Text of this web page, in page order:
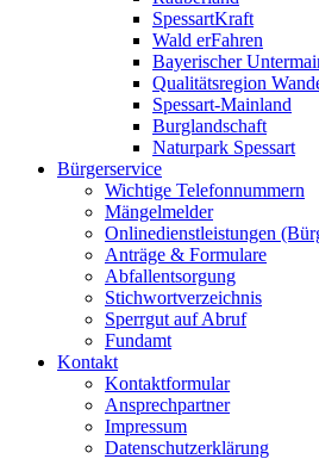
SpessartKraft
Wald erFahren
Bayerischer
Qualitätsregion
Spessart-Mainland
Burglandschaft
Naturpark Spessart
Bürgerservice
Wichtige Telefonnummern
Mängelmelder
Onlinedienstleistungen
Anträge & Formulare
Abfallentsorgung
Stichwortverzeichnis
Sperrgut auf Abruf
Fundamt
Kontakt
Kontaktformular
Ansprechpartner
Impressum
Datenschutzerklärung